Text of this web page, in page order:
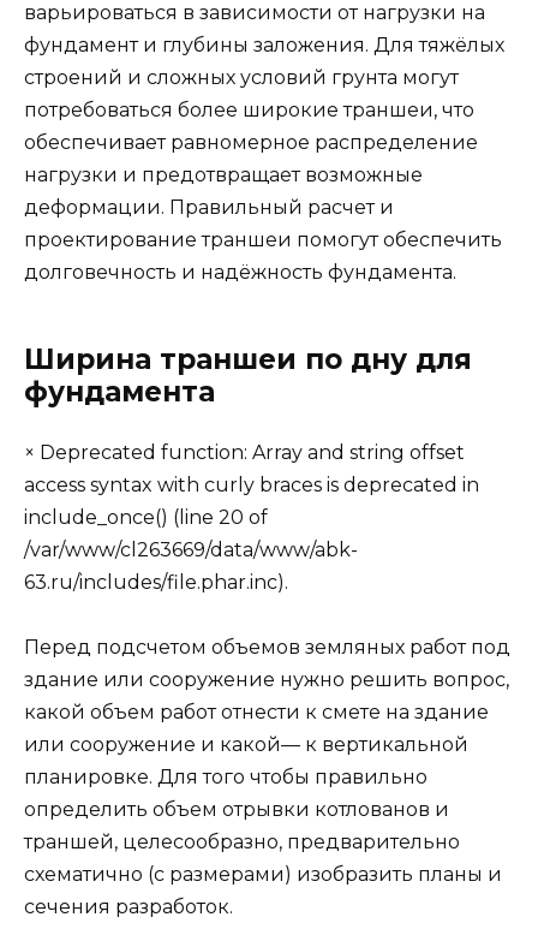
варьироваться в зависимости от нагрузки на
фундамент и глубины заложения. Для тяжёлых
строений и сложных условий грунта могут
потребоваться более широкие траншеи, что
обеспечивает равномерное распределение
нагрузки и предотвращает возможные
деформации. Правильный расчет и
проектирование траншеи помогут обеспечить
долговечность и надёжность фундамента.
Ширина траншеи по дну для
фундамента
× Deprecated function: Array and string offset
access syntax with curly braces is deprecated in
include_once() (line 20 of
/var/www/cl263669/data/www/abk-
63.ru/includes/file.phar.inc).
Перед подсчетом объемов земляных работ под
здание или сооружение нужно решить вопрос,
какой объем работ отнести к смете на здание
или сооружение и какой— к вертикальной
планировке. Для того чтобы правильно
определить объем отрывки котлованов и
траншей, целесообразно, предварительно
схематично (с размерами) изобразить планы и
сечения разработок.